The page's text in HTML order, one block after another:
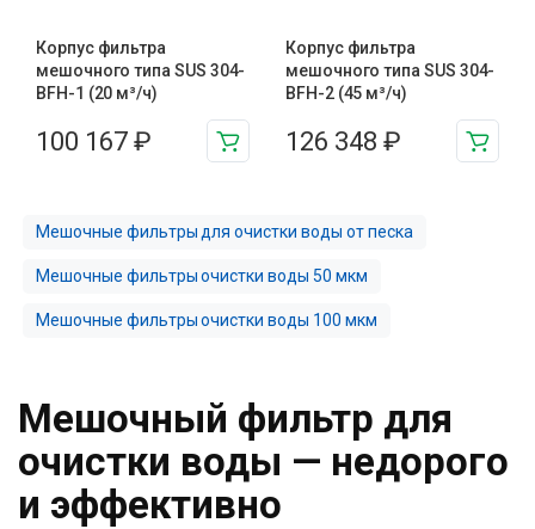
Корпус фильтра
мешочного типа SUS 304-
BFH-1 (20 м³/ч)
100 167 ₽
Корпус фильтра
мешочного типа SUS 304-
BFH-2 (45 м³/ч)
126 348 ₽
Мешочные фильтры для очистки воды от песка
Мешочные фильтры очистки воды 50 мкм
Мешочные фильтры очистки воды 100 мкм
Мешочный фильтр для
очистки воды — недорого
и эффективно